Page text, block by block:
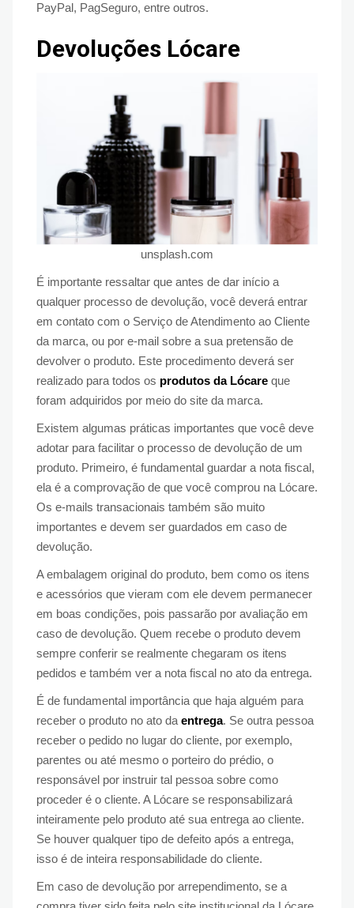
PayPal, PagSeguro, entre outros.
Devoluções Lócare
unsplash.com
É importante ressaltar que antes de dar início a
qualquer processo de devolução, você deverá entrar
em contato com o Serviço de Atendimento ao Cliente
da marca, ou por e-mail sobre a sua pretensão de
devolver o produto. Este procedimento deverá ser
realizado para todos os produtos da Lócare que
foram adquiridos por meio do site da marca.
Existem algumas práticas importantes que você deve
adotar para facilitar o processo de devolução de um
produto. Primeiro, é fundamental guardar a nota fiscal,
ela é a comprovação de que você comprou na Lócare.
Os e-mails transacionais também são muito
importantes e devem ser guardados em caso de
devolução.
A embalagem original do produto, bem como os itens
e acessórios que vieram com ele devem permanecer
em boas condições, pois passarão por avaliação em
caso de devolução. Quem recebe o produto devem
sempre conferir se realmente chegaram os itens
pedidos e também ver a nota fiscal no ato da entrega.
É de fundamental importância que haja alguém para
receber o produto no ato daentrega. Se outra pessoa
receber o pedido no lugar do cliente, por exemplo,
parentes ou até mesmo o porteiro do prédio, o
responsável por instruir tal pessoa sobre como
proceder é o cliente. A Lócare se responsabilizará
inteiramente pelo produto até sua entrega ao cliente.
Se houver qualquer tipo de defeito após a entrega,
isso é de inteira responsabilidade do cliente.
Em caso de devolução por arrependimento, se a